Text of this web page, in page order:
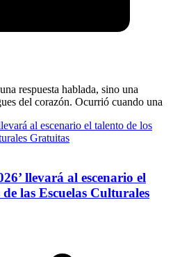
respuesta hablada, sino una
del corazón. Ocurrió cuando una
llevará al escenario el
las Escuelas Culturales